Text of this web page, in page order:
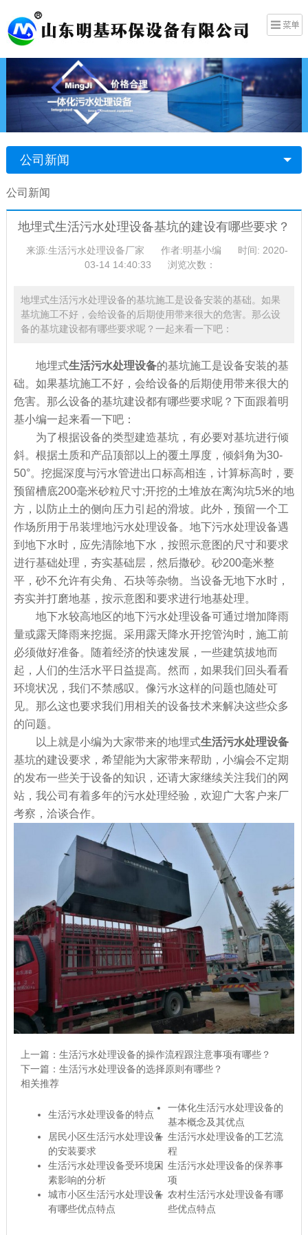
公司新闻
公司新闻
地埋式生活污水处理设备基坑的建设有哪些要求？
来源:生活污水处理设备厂家 作者:明基小编
时间: 2020-
03-14 14:40:33
浏览次数：
地埋式生活污水处理设备的基坑施工是设备安装的基础。如果
基坑施工不好，会给设备的后期使用带来很大的危害。那么设
备的基坑建设都有哪些要求呢？一起来看一下吧：
地埋式生活污水处理设备的基坑施工是设备安装的基
础。如果基坑施工不好，会给设备的后期使用带来很大的
危害。那么设备的基坑建设都有哪些要求呢？下面跟着明
基小编一起来看一下吧：
为了根据设备的类型建造基坑，有必要对基坑进行倾
斜。根据土质和产品顶部以上的覆土厚度，倾斜角为30-
50°。挖掘深度与污水管进出口标高相连，计算标高时，要
预留槽底200毫米砂粒尺寸;开挖的土堆放在离沟坑5米的地
方，以防止土的侧向压力引起的滑坡。此外，预留一个工
作场所用于吊装埋地污水处理设备。地下污水处理设备遇
到地下水时，应先清除地下水，按照示意图的尺寸和要求
进行基础处理，夯实基础层，然后撒砂。砂200毫米整
平，砂不允许有尖角、石块等杂物。当设备无地下水时，
夯实并打磨地基，按示意图和要求进行地基处理。
地下水较高地区的地下污水处理设备可通过增加降雨
量或露天降雨来挖掘。采用露天降水开挖管沟时，施工前
必须做好准备。随着经济的快速发展，一些建筑拔地而
起，人们的生活水平日益提高。然而，如果我们回头看看
环境状况，我们不禁感叹。像污水这样的问题也随处可
见。那么这也要求我们用相关的设备技术来解决这些众多
的问题。
以上就是小编为大家带来的地埋式生活污水处理设备
基坑的建设要求，希望能为大家带来帮助，小编会不定期
的发布一些关于设备的知识，还请大家继续关注我们的网
站，我公司有着多年的污水处理经验，欢迎广大客户来厂
考察，洽谈合作。
上一篇： 生活污水处理设备的操作流程跟注意事项有哪些？
下一篇： 生活污水处理设备的选择原则有哪些？
相关推荐
生活污水处理设备的特点
一体化生活污水处理设备的
基本概念及其优点
居民小区生活污水处理设备
的安装要求
生活污水处理设备的工艺流
程
生活污水处理设备受环境因
素影响的分析
生活污水处理设备的保养事
项
城市小区生活污水处理设备
有哪些优点特点
农村生活污水处理设备有哪
些优点特点